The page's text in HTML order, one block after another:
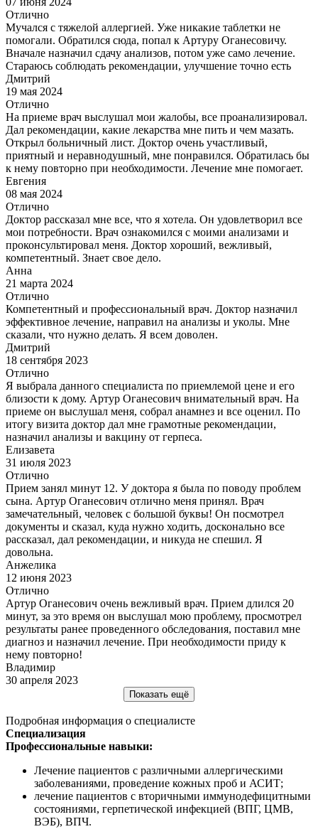
Отлично
Мучался с тяжелой аллергией. Уже никакие таблетки не
помогали. Обратился сюда, попал к Артуру Оганесовичу.
Вначале назначил сдачу анализов, потом уже само лечение.
Стараюсь соблюдать рекомендации, улучшение точно есть
Дмитрий
19 мая 2024
Отлично
На приеме врач выслушал мои жалобы, все проанализировал.
Дал рекомендации, какие лекарства мне пить и чем мазать.
Открыл больничный лист. Доктор очень участливый,
приятный и неравнодушный, мне понравился. Обратилась бы
к нему повторно при необходимости. Лечение мне помогает.
Евгения
08 мая 2024
Отлично
Доктор рассказал мне все, что я хотела. Он удовлетворил все
мои потребности. Врач ознакомился с моими анализами и
проконсультировал меня. Доктор хороший, вежливый,
компетентный. Знает свое дело.
Анна
21 марта 2024
Отлично
Компетентный и профессиональный врач. Доктор назначил
эффективное лечение, направил на анализы и уколы. Мне
сказали, что нужно делать. Я всем доволен.
Дмитрий
18 сентября 2023
Отлично
Я выбрала данного специалиста по приемлемой цене и его
близости к дому. Артур Оганесович внимательный врач. На
приеме он выслушал меня, собрал анамнез и все оценил. По
итогу визита доктор дал мне грамотные рекомендации,
назначил анализы и вакцину от герпеса.
Елизавета
31 июля 2023
Отлично
Прием занял минут 12. У доктора я была по поводу проблем
сына. Артур Оганесович отлично меня принял. Врач
замечательный, человек с большой буквы! Он посмотрел
документы и сказал, куда нужно ходить, досконально все
рассказал, дал рекомендации, и никуда не спешил. Я
довольна.
Анжелика
12 июня 2023
Отлично
Артур Оганесович очень вежливый врач. Прием длился 20
минут, за это время он выслушал мою проблему, просмотрел
результаты ранее проведенного обследования, поставил мне
диагноз и назначил лечение. При необходимости приду к
нему повторно!
Владимир
30 апреля 2023
Показать ещё
Подробная информация о специалисте
Специализация
Профессиональные навыки:
Лечение пациентов с различными аллергическими
заболеваниями, проведение кожных проб и АСИТ;
лечение пациентов с вторичными иммунодефицитными
состояниями, герпетической инфекцией (ВПГ, ЦМВ,
ВЭБ), ВПЧ.